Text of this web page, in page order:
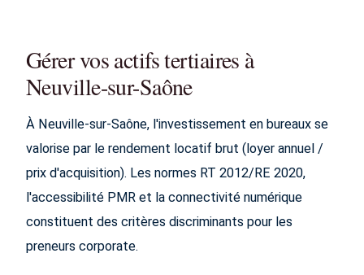
Gérer vos actifs tertiaires à
Neuville-sur-Saône
À Neuville-sur-Saône, l'investissement en bureaux se
valorise par le rendement locatif brut (loyer annuel /
prix d'acquisition). Les normes RT 2012/RE 2020,
l'accessibilité PMR et la connectivité numérique
constituent des critères discriminants pour les
preneurs corporate.